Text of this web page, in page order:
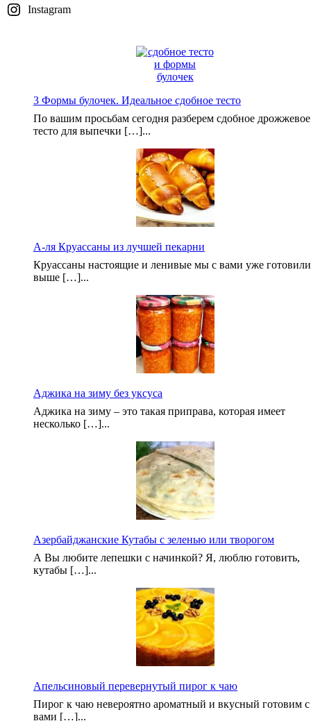
Instagram
3 Формы булочек. Идеальное сдобное тесто
По вашим просьбам сегодня разберем сдобное дрожжевое
тесто для выпечки […]...
А-ля Круассаны из лучшей пекарни
Круассаны настоящие и ленивые мы с вами уже
выше […]...
Аджика на зиму без уксуса
Аджика на зиму – это такая приправа, которая имеет
несколько […]...
Азербайджанские Кутабы с зеленью или творогом
А Вы любите лепешки с начинкой? Я, люблю готовить,
кутабы […]...
Апельсиновый перевернутый пирог к чаю
Пирог к чаю невероятно ароматный и вкусный готовим с
вами […]...